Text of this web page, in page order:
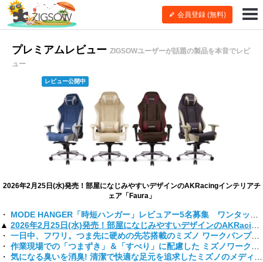
会員登録 (無料)
プレミアムレビュー ZIGSOWユーザーが話題の製品を本音でレビ
ュー
レビュー公開中
レビュー公開中
2026年2月25日(水)発売！部屋になじみやすいデザインのAKRacingインテリアチ
ェア「Faura」
レビュー公開中
レビュー公開中
レビュー公開中
レビュー公開中
レビュー公開中
レビュー公開中
MODE HANGER「時短ハンガー」レビュアー5名募集 ワンタッチで掛け外しができて洋服が傷まない！
2026年2月25日(水)発売！部屋になじみやすいデザインのAKRacingインテリアチェア「Faura」
一日中、フワリ。つま先に硬めの先芯搭載のミズノ ワークパンプス「FITS R3」「FITS R1」
作業現場での「つまずき」＆「すべり」に配慮した ミズノワークシューズ「ALMIGHTY SU 51L BOA」新登場!
気になる臭いを消臭! 清潔で快適な足元を追求したミズノのメディカルシューズ「AIRFORT 2」